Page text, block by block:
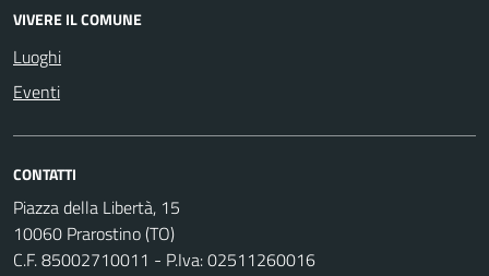
VIVERE IL COMUNE
Luoghi
Eventi
CONTATTI
Piazza della Libertà, 15
10060 Prarostino (TO)
C.F. 85002710011 - P.Iva: 02511260016